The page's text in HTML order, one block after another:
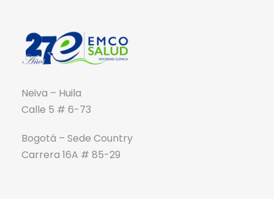
Neiva – Huila
Calle 5 # 6-73
Bogotá – Sede Country
Carrera 16A # 85-29